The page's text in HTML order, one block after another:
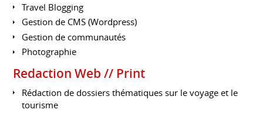
Travel Blogging
Gestion de CMS (Wordpress)
Gestion de communautés
Photographie
Redaction Web // Print
Rédaction de dossiers thématiques sur le voyage et le
tourisme